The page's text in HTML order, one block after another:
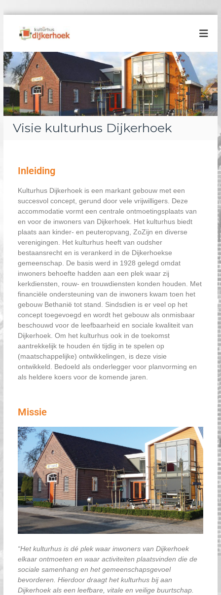
u
s
r
h
o
e
k
Visie kulturhus Dijkerhoek
Inleiding
Kulturhus Dijkerhoek is een markant gebouw met een
succesvol concept, gerund door vele vrijwilligers. Deze
accommodatie vormt een centrale ontmoetingsplaats van
en voor de inwoners van Dijkerhoek. Het kulturhus biedt
plaats aan kinder- en peuteropvang, ZoZijn en diverse
verenigingen. Het kulturhus heeft van oudsher
bestaansrecht en is verankerd in de Dijkerhoekse
gemeenschap. De basis werd in 1928 gelegd omdat
inwoners behoefte hadden aan een plek waar zij
kerkdiensten, rouw- en trouwdiensten konden houden. Met
financiële ondersteuning van de inwoners kwam toen het
gebouw Bethanië tot stand. Sindsdien is er veel op het
concept toegevoegd en wordt het gebouw als onmisbaar
beschouwd voor de leefbaarheid en sociale kwaliteit van
Dijkerhoek. Om het kulturhus ook in de toekomst
aantrekkelijk te houden én tijdig in te spelen op
(maatschappelijke) ontwikkelingen, is deze visie
ontwikkeld. Bedoeld als onderlegger voor planvorming en
als heldere koers voor de komende jaren.
Missie
“Het kulturhus is dé plek waar inwoners van Dijkerhoek
elkaar ontmoeten en waar activiteiten plaatsvinden die de
sociale samenhang en het gemeenschapsgevoel
bevorderen. Hierdoor draagt het kulturhus bij aan
Dijkerhoek als een leefbare, vitale en veilige buurtschap.